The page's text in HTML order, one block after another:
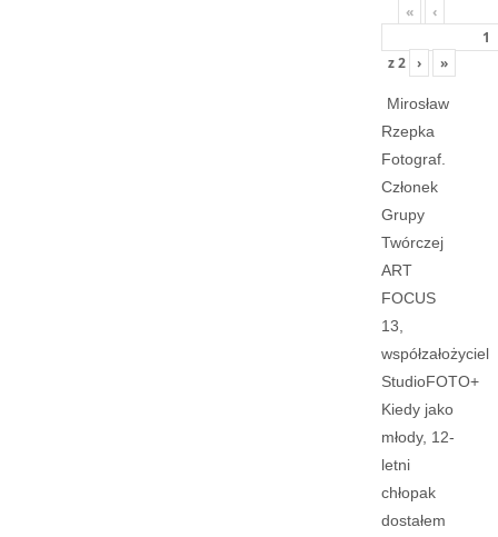
« ‹
z2 › »
Mirosław
Rzepka
Fotograf.
Członek
Grupy
Twórczej
ART
FOCUS
13,
współzałożyciel
StudioFOTO+
Kiedy jako
młody, 12-
letni
chłopak
dostałem